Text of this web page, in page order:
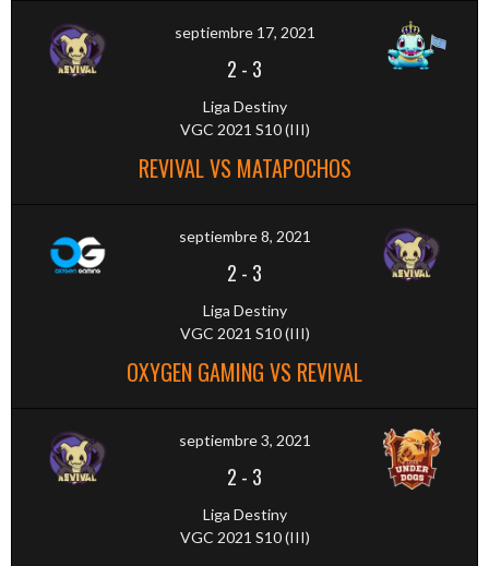
septiembre 17, 2021
2 - 3
Liga Destiny
VGC 2021 S10 (III)
REVIVAL VS MATAPOCHOS
septiembre 8, 2021
2 - 3
Liga Destiny
VGC 2021 S10 (III)
OXYGEN GAMING VS REVIVAL
septiembre 3, 2021
2 - 3
Liga Destiny
VGC 2021 S10 (III)